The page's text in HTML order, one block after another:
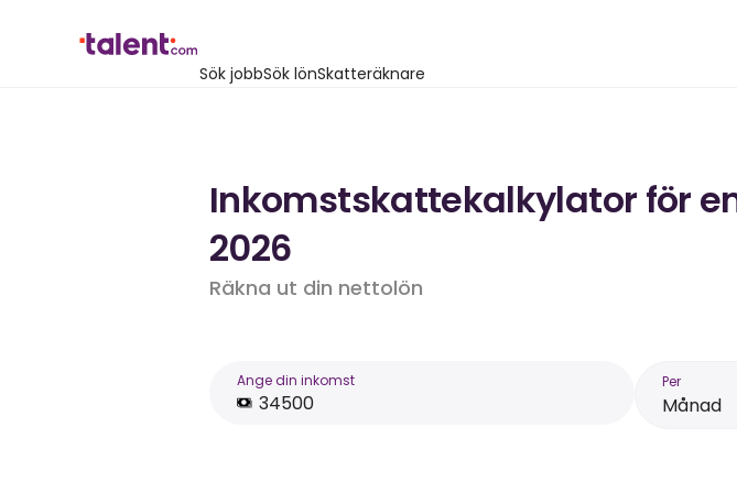
Sök jobbSök lönSkatteräknare
Inkomstskattekalkylator för
2026
Räkna ut din nettolön
Ange din inkomst Per
Månad